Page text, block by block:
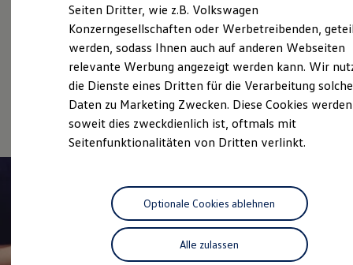
ID. Software Versionen und Updates
Digitale Extras
Schnittstellen zu Ihrem ID.
Hybridautos
Marke und Erlebnis
Volkswagen R und R Experience
R-Modelle
Driving Experience
Volkswagen entdecken
Lifestyle Shop
T-Roc Kollektion
Golf Kollektion
ID. Kollektion
Volkswagen Kollektion
R-Kollektion
Gebrauchtwagen
Service
Volkswagen Economy
Service
Seiten Dritter, wie z.B. Volkswagen
Konzerngesellschaften oder Werbetreibenden,
werden, sodass Ihnen auch auf anderen Webseiten
relevante Werbung angezeigt werden kann. Wir
die Dienste eines Dritten für die Verarbeitung
Daten zu Marketing Zwecken. Diese Cookies
soweit dies zweckdienlich ist, oftmals mit
Seitenfunktionalitäten von Dritten verlinkt.
Alle zulassen
Optionale Cookies ablehnen